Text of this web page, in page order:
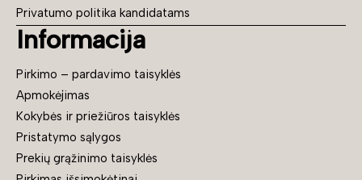
Privatumo politika kandidatams
Informacija
Pirkimo – pardavimo taisyklės
Apmokėjimas
Kokybės ir priežiūros taisyklės
Pristatymo sąlygos
Prekių grąžinimo taisyklės